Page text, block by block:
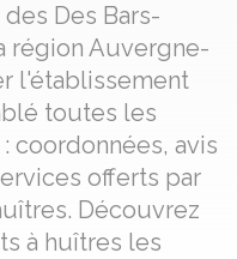
Des Bars-
région Auvergne-
l'établissement
toutes les
coordonnées, avis
offerts par
Découvrez
à huîtres les